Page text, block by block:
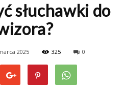
słuchawki do
2025 325 0